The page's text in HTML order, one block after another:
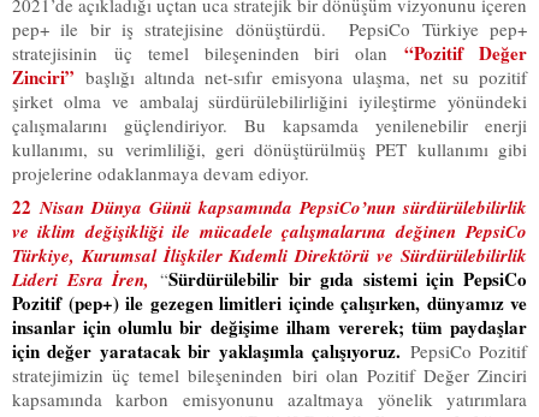
2021’de açıkladığı uçtan uca stratejik bir dönüşüm vizyonunu içeren
pep+ ile bir iş stratejisine dönüştürdü. PepsiCo Türkiye pep+
stratejisinin üç temel bileşeninden biri olan
“Pozitif Değer
Zinciri” başlığı altında net-sıfır emisyona ulaşma, net su pozitif
şirket olma ve ambalaj sürdürülebilirliğini iyileştirme yönündeki
çalışmalarını güçlendiriyor. Bu kapsamda yenilenebilir enerji
kullanımı, su verimliliği, geri dönüştürülmüş PET kullanımı gibi
projelerine odaklanmaya devam ediyor.
22 Nisan Dünya Günü kapsamında PepsiCo’nun sürdürülebilirlik
ve iklim değişikliği ile mücadele çalışmalarına değinenPepsiCo
Türkiye, Kurumsal İlişkiler Kıdemli Direktörü ve Sürdürülebilirlik
Lideri Esra İren, “Sürdürülebilir bir gıda sistemi için PepsiCo
Pozitif (pep+) ile gezegen limitleri içinde çalışırken, dünyamız ve
insanlar için olumlu bir değişime ilham vererek; tüm paydaşlar
için değer yaratacak bir yaklaşımla çalışıyoruz. PepsiCo Pozitif
stratejimizin üç temel bileşeninden biri olan Pozitif Değer Zinciri
kapsamında karbon emisyonunu azaltmaya yönelik yatırımlara